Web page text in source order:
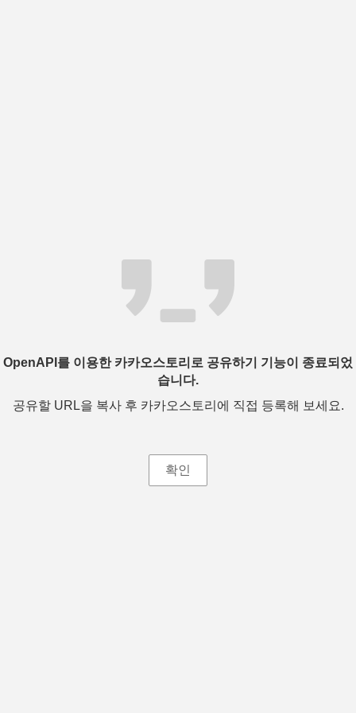
OpenAPI를 이용한 카카오스토리로 공유하기 기능이 종료되었
습니다.
공유할 URL을 복사 후 카카오스토리에 직접 등록해 보세요.
확인